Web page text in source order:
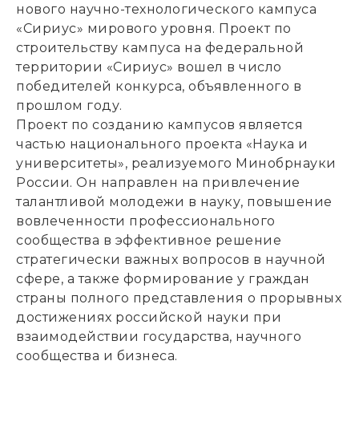
нового научно-технологического кампуса
«Сириус» мирового уровня. Проект по
строительству кампуса на федеральной
территории «Сириус» вошел в число
победителей конкурса, объявленного в
прошлом году.
Проект по созданию кампусов является
частью национального проекта «Наука и
университеты», реализуемого Минобрнауки
России. Он направлен на привлечение
талантливой молодежи в науку, повышение
вовлеченности профессионального
сообщества в эффективное решение
стратегически важных вопросов в научной
сфере, а также формирование у граждан
страны полного представления о прорывных
достижениях российской науки при
взаимодействии государства, научного
сообщества и бизнеса.